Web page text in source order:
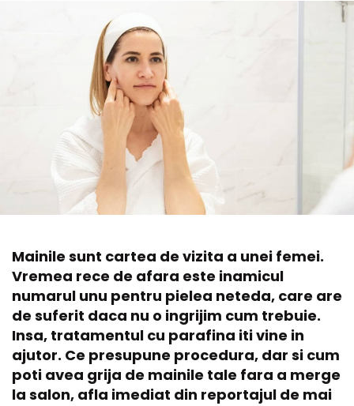
Mainile sunt cartea de vizita a unei femei.
Vremea rece de afara este inamicul
numarul unu pentru pielea neteda, care are
de suferit daca nu o ingrijim cum trebuie.
Insa, tratamentul cu parafina iti vine in
ajutor. Ce presupune procedura, dar si cum
poti avea grija de mainile tale fara a merge
la salon, afla imediat din reportajul de mai